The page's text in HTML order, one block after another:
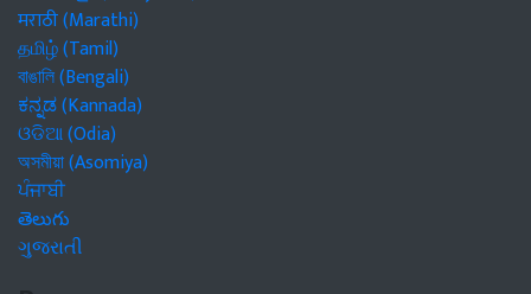
मराठी (Marathi)
தமிழ் (Tamil)
বাঙালি (Bengali)
ಕನ್ನಡ (Kannada)
ଓଡିଆ (Odia)
অসমীয়া (Asomiya)
ਪੰਜਾਬੀ
తెలుగు
ગુજરાતી